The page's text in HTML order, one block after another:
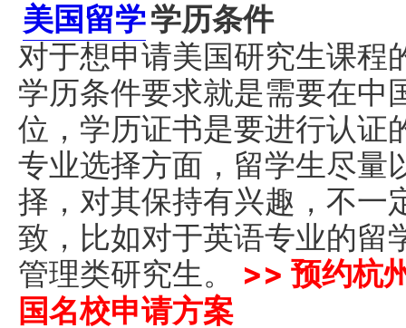
美国留学学历条件
对于想申请美国研究生课程
学历条件要求就是需要在中
位，学历证书是要进行认证
专业选择方面，留学生尽量
择，对其保持有兴趣，不一
致，比如对于英语专业的留
管理类研究生。 >> 预约杭
国名校申请方案